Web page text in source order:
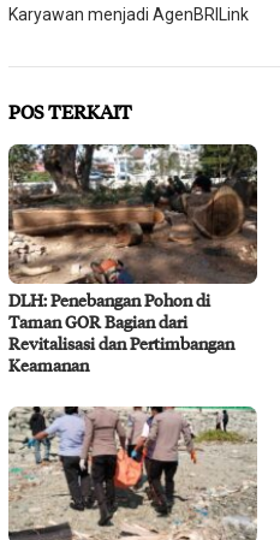
Karyawan menjadi AgenBRILink
POS TERKAIT
DLH: Penebangan Pohon di
Taman GOR Bagian dari
Revitalisasi dan Pertimbangan
Keamanan